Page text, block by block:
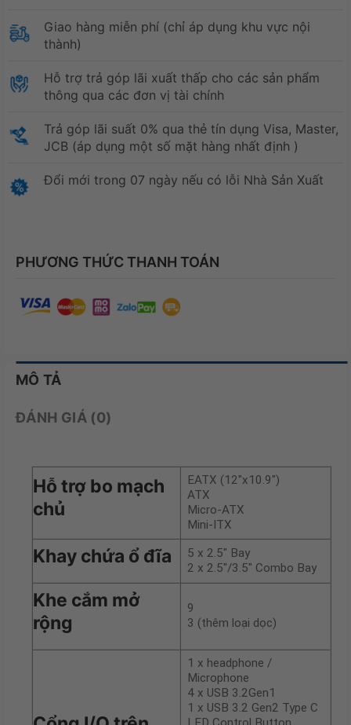
Giao hàng miễn phí (chỉ áp dụng khu vực nội
thành)
Hỗ trợ trả góp lãi xuất thấp cho các sản phẩm
thông qua các đơn vị tài chính
Trả góp lãi suất 0% qua thẻ tín dụng Visa, Master,
JCB (áp dụng một số mặt hàng nhất định )
Đổi mới trong 07 ngày nếu có lỗi Nhà Sản Xuất
PHƯƠNG THỨC THANH TOÁN
MÔ TẢ
ĐÁNH GIÁ (0)
Hỗ trợ bo mạch
chủ
EATX (12″x10.9″)
ATX
Micro-ATX
Mini-ITX
Khay chứa ổ đĩa
5 x 2.5″ Bay
2 x 2.5″/3.5″ Combo Bay
Khe cắm mở
rộng
9
3 (thêm loại dọc)
1 x headphone /
Microphone
4 x USB 3.2Gen1
1 x USB 3.2 Gen2 Type C